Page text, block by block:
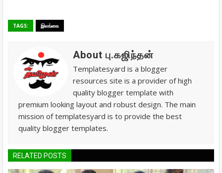
TAGS: இலங்கை
About பு.கஜிந்தன்
Templatesyard is a blogger
resources site is a provider of high
quality blogger template with
premium looking layout and robust design. The main
mission of templatesyard is to provide the best
quality blogger templates.
RELATED POSTS